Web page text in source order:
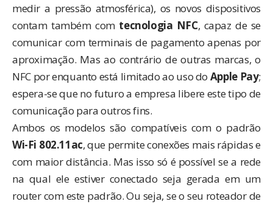
medir a pressão atmosférica), os novos dispositivos
contam também com tecnologia NFC, capaz de se
comunicar com terminais de pagamento apenas por
aproximação. Mas ao contrário de outras marcas, o
NFC por enquanto está limitado ao uso do Apple Pay;
espera-se que no futuro a empresa libere este tipo de
comunicação para outros fins.
Ambos os modelos são compatíveis com o padrão
Wi-Fi 802.11ac, que permite conexões mais rápidas e
com maior distância. Mas isso só é possível se a rede
na qual ele estiver conectado seja gerada em um
router com este padrão. Ou seja, se o seu roteador de